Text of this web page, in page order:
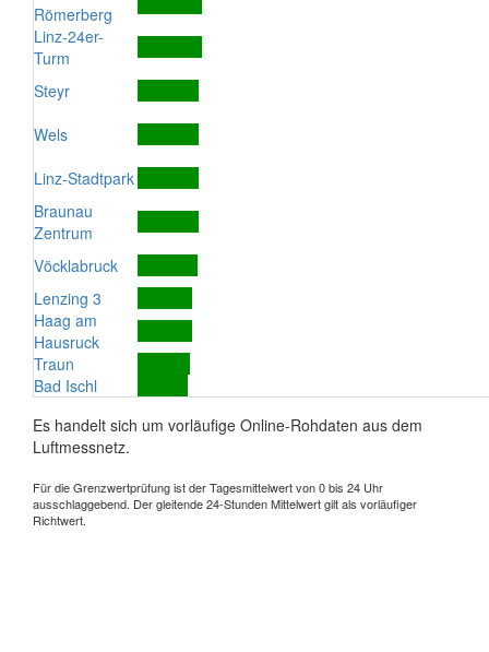
Römerberg
Linz-24er-
Turm
Steyr
Wels
Linz-Stadtpark
Braunau
Zentrum
Vöcklabruck
Lenzing 3
Haag am
Hausruck
Traun
Bad Ischl
Es handelt sich um vorläufige Online-Rohdaten aus dem
Luftmessnetz.
Für die Grenzwertprüfung ist der Tagesmittelwert von 0 bis 24 Uhr
ausschlaggebend. Der gleitende 24-Stunden Mittelwert gilt als vorläufiger
Richtwert.